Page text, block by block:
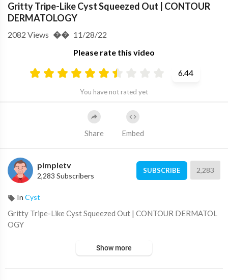
Gritty Tripe-Like Cyst Squeezed Out | CONTOUR
DERMATOLOGY
Please rate this video
6.44
You have not rated yet
2082 Views �� 11/28/22
Share Embed
pimpletv
2,283 Subscribers
SUBSCRIBE 2,283
In Cyst
⁣Gritty Tripe-Like Cyst Squeezed Out | CONTOUR DERMATOL
OGY
Show more